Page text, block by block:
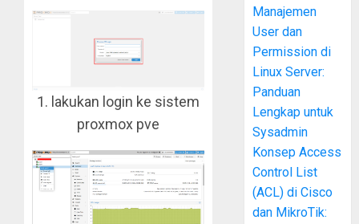
1. lakukan login ke sistem
proxmox pve
Manajemen
User dan
Permission di
Linux Server:
Panduan
Lengkap untuk
Sysadmin
Konsep Access
Control List
(ACL) di Cisco
dan MikroTik: